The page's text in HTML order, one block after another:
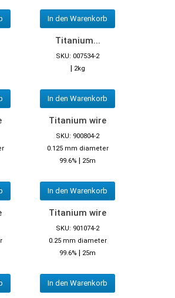
In den Warenkorb
Titanium...
SKU: 007534-2
| 2kg
In den Warenkorb
Titanium wire
SKU: 900804-2
0.125 mm diameter
99.6% | 25m
In den Warenkorb
Titanium wire
SKU: 901074-2
0.25 mm diameter
99.6% | 25m
In den Warenkorb